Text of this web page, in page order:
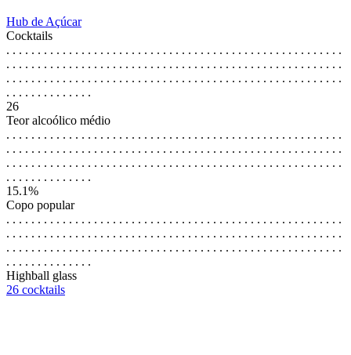
Hub de Açúcar
Cocktails
. . . . . . . . . . . . . . . . . . . . . . . . . . . . . . . . . . . . . . . . . . . . . . . . . . . . . .
. . . . . . . . . . . . . . . . . . . . . . . . . . . . . . . . . . . . . . . . . . . . . . . . . . . . . .
. . . . . . . . . . . . . . . . . . . . . . . . . . . . . . . . . . . . . . . . . . . . . . . . . . . . . .
. . . . . . . . . . . . . .
26
Teor alcoólico médio
. . . . . . . . . . . . . . . . . . . . . . . . . . . . . . . . . . . . . . . . . . . . . . . . . . . . . .
. . . . . . . . . . . . . . . . . . . . . . . . . . . . . . . . . . . . . . . . . . . . . . . . . . . . . .
. . . . . . . . . . . . . . . . . . . . . . . . . . . . . . . . . . . . . . . . . . . . . . . . . . . . . .
. . . . . . . . . . . . . .
15.1%
Copo popular
. . . . . . . . . . . . . . . . . . . . . . . . . . . . . . . . . . . . . . . . . . . . . . . . . . . . . .
. . . . . . . . . . . . . . . . . . . . . . . . . . . . . . . . . . . . . . . . . . . . . . . . . . . . . .
. . . . . . . . . . . . . . . . . . . . . . . . . . . . . . . . . . . . . . . . . . . . . . . . . . . . . .
. . . . . . . . . . . . . .
Highball glass
26 cocktails